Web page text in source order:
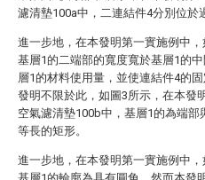
濾清墊100a中，二連結件4分別位於
進一步地，在本發明第一實施例中，
基層1的二端部的寬度寬於基層1的
層1的材料使用量，並使連結件4的
發明不限於此，如圖3所示，在本發
空氣濾清墊100b中，基層1的為端部
等長的矩形。
進一步地，在本發明第一實施例中，